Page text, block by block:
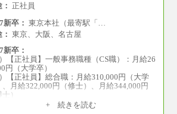
の新卒給与を下限に、これまでの経験・ス
を考慮し、当社規定に従って決定いたしま
正社員
新卒： 東京本社（最寄駅「…
東京、大阪、名古屋
新卒：
）【正社員】一般事務職種（CS職）：月給26
円（大学卒）
）【正社員】総合職：月給310,000円（大学
、月給322,000円（修士）、月給344,000円
士）
+ 続きを読む